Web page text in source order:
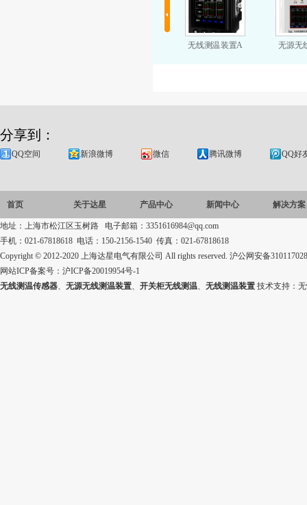
无线测温装置A 无源无
分享到：
QQ空间 新浪微博 微信 腾讯微博 QQ好
首页 关于达星 产品中心 新闻中心 解决方案
地址：上海市松江区玉树路 电子邮箱：3351616984@qq.com
手机：021-67818618 电话：150-2156-1540 传真：021-67818618
Copyright © 2012-2020 上海达星电气有限公司 All rights reserved. 沪公网安备
网站ICP备案号： 沪ICP备20019954号-1
无线测温传感器、 无源无线测温装置、 开关柜无线测温、 无线测温装置 技术支持：